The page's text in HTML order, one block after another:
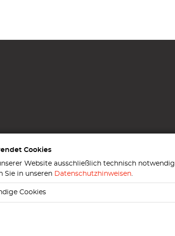
Cookies
Website ausschließlich technisch
Sie in unseren Datenschutzhinweisen.
Cookies